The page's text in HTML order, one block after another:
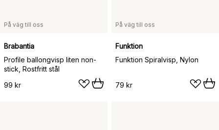
På väg till oss
Brabantia
Profile ballongvisp liten non-
stick, Rostfritt stål
99 kr
På väg till oss
Funktion
Funktion Spiralvisp, Nylon
79 kr